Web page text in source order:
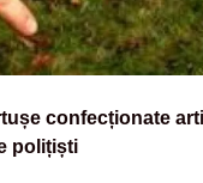
confecționate
polițiști